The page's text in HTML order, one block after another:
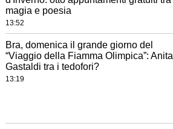
magia e poesia
13:52
Bra, domenica il grande giorno del
“Viaggio della Fiamma Olimpica”: Anita
Gastaldi tra i tedofori?
13:19